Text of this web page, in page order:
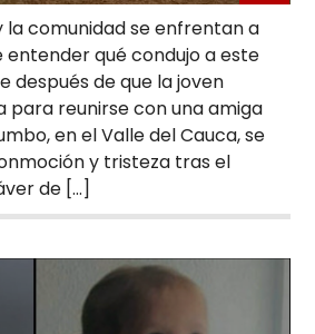
la comunidad se enfrentan a
entender qué condujo a este
después de que la joven
para reunirse con una amiga
en el Valle del Cauca, se
y tristeza tras el
de […]